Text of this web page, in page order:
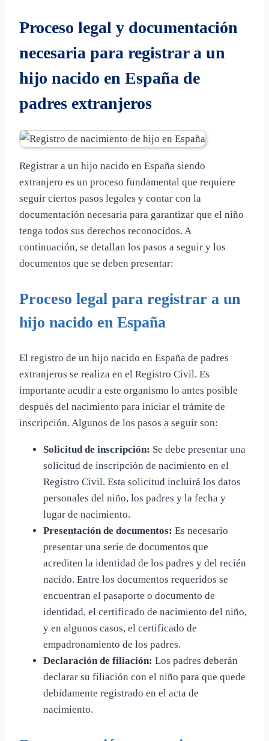
Proceso legal y documentación
necesaria para registrar a un
hijo nacido en España de
padres extranjeros
Registrar a un hijo nacido en España siendo
extranjero es un proceso fundamental que requiere
seguir ciertos pasos legales y contar con la
documentación necesaria para garantizar que el niño
tenga todos sus derechos reconocidos. A
continuación, se detallan los pasos a seguir y los
documentos que se deben presentar:
Proceso legal para registrar a un
hijo nacido en España
El registro de un hijo nacido en España de padres
extranjeros se realiza en el Registro Civil. Es
importante acudir a este organismo lo antes posible
después del nacimiento para iniciar el trámite de
inscripción. Algunos de los pasos a seguir son:
Solicitud de inscripción: Se debe presentar una
solicitud de inscripción de nacimiento en el
Registro Civil. Esta solicitud incluirá los datos
personales del niño, los padres y la fecha y
lugar de nacimiento.
Presentación de documentos: Es necesario
presentar una serie de documentos que
acrediten la identidad de los padres y del recién
nacido. Entre los documentos requeridos se
encuentran el pasaporte o documento de
identidad, el certificado de nacimiento del niño,
y en algunos casos, el certificado de
empadronamiento de los padres.
Declaración de filiación: Los padres deberán
declarar su filiación con el niño para que quede
debidamente registrado en el acta de
nacimiento.